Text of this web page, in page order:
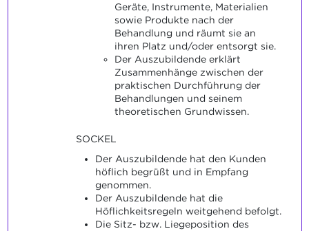
Geräte, Instrumente, Materialien
sowie Produkte nach der
Behandlung und räumt sie an
ihren Platz und/oder entsorgt sie.
Der Auszubildende erklärt
Zusammenhänge zwischen der
praktischen Durchführung der
Behandlungen und seinem
theoretischen Grundwissen.
SOCKEL
Der Auszubildende hat den Kunden
höflich begrüßt und in Empfang
genommen.
Der Auszubildende hat die
Höflichkeitsregeln weitgehend befolgt.
Die Sitz- bzw. Liegeposition des